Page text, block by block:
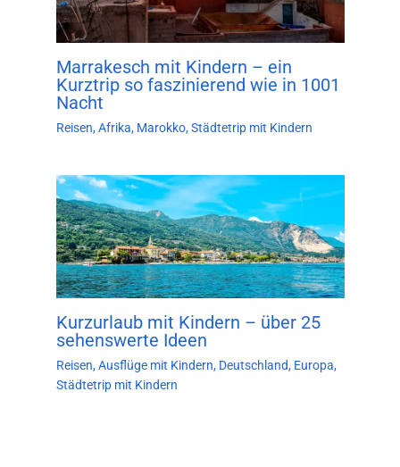
Marrakesch mit Kindern – ein
Kurztrip so faszinierend wie in 1001
Nacht
Reisen,Afrika, Marokko,Städtetrip mit Kindern
Kurzurlaub mit Kindern – über 25
sehenswerte Ideen
Reisen,Ausflüge mit Kindern, Deutschland, Europa,
Städtetrip mit Kindern